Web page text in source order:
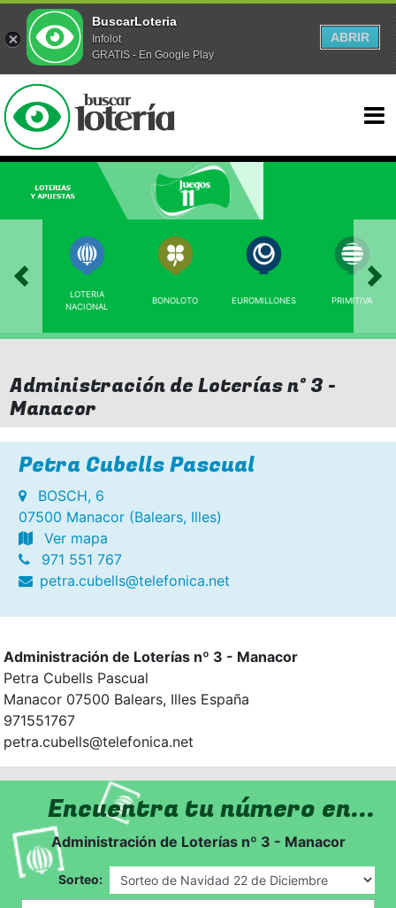
LOTERIA
NACIONAL
BONOLOTO EUROMILLONES PRIMITIVA
Administración de Loterías nº 3 -
Manacor
Petra Cubells Pascual
BOSCH, 6
07500 Manacor (Balears, Illes)
Ver mapa
971 551 767
petra.cubells@telefonica.net
Administración de Loterías nº 3 - Manacor
Petra Cubells Pascual
Manacor 07500 Balears, Illes España
971551767
petra.cubells@telefonica.net
Encuentra tu número en...
Administración de Loterías nº 3 - Manacor
Sorteo:
BuscarLoteria
Infolot
GRATIS - En Google Play
ABRIR